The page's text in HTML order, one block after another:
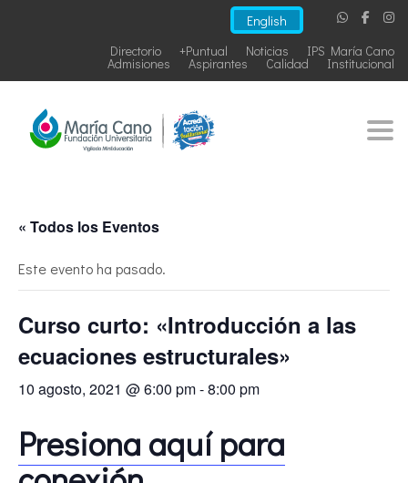
English
IPS María Cano
Noticias
+Puntual
Directorio
Institucional
Calidad
Aspirantes
Admisiones
« Todos los Eventos
Este evento ha pasado.
Curso curto: «Introducción a las
ecuaciones estructurales»
10 agosto, 2021 @ 6:00 pm-8:00 pm
Presiona aquí para